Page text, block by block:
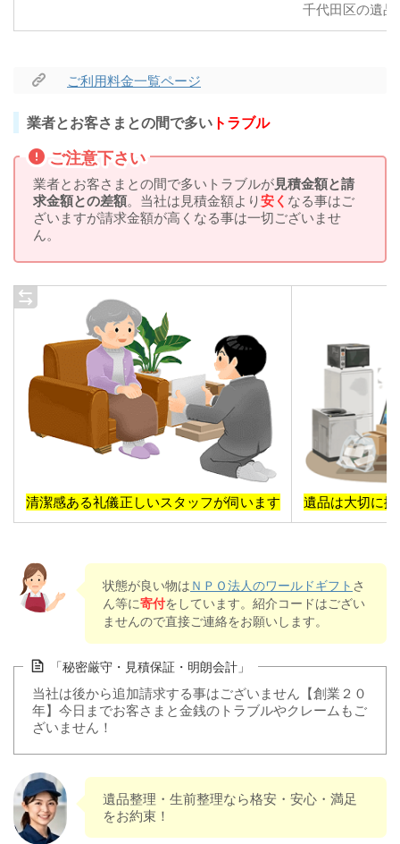
千代田区の遺
ご利用料金一覧ページ
業者とお客さまとの間で多い トラブル
ご注意下さい
業者とお客さまとの間で多いトラブルが見積金額と請
求金額との差額。当社は見積金額より安く なる事はご
ざいますが請求金額が高くなる事は一切ございませ
ん。
清潔感ある礼儀正しいスタッフが伺います 遺品は大切に
状態が良い物は ＮＰＯ法人のワールドギフト さ
ん等に寄付をしています。紹介コードはござい
ませんので直接ご連絡をお願いします。
「秘密厳守・見積保証・明朗会計」
当社は後から追加請求する事はございません【創業２０
年】今日までお客さまと金銭のトラブルやクレームもご
ざいません！
遺品整理・生前整理なら格安・安心・満足
をお約束！